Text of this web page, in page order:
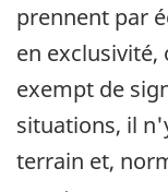
prennent par
en
exempt de
situations, il
terrain et,